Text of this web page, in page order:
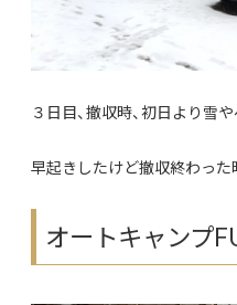
３日目、撤収時、初日より雪
早起きしたけど撤収終わった
オートキャンプ